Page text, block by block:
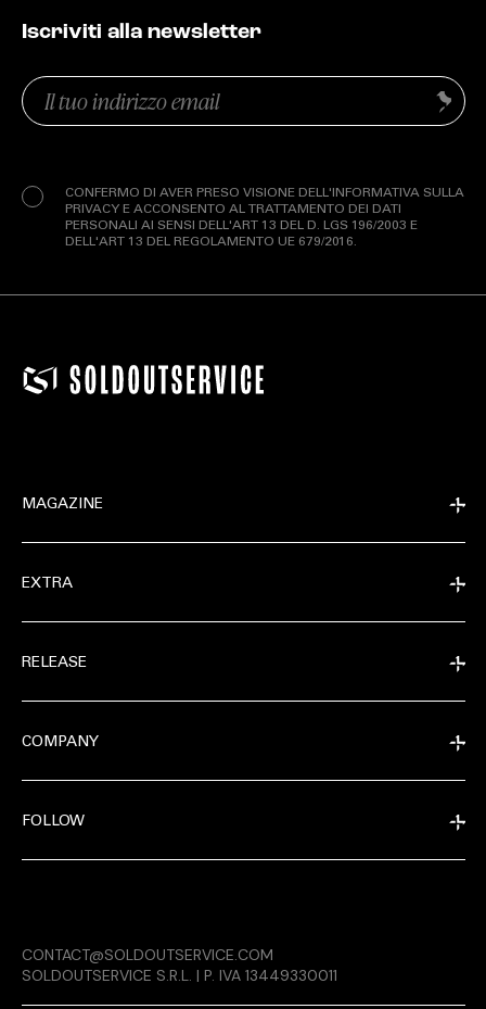
RELEASE
Iscriviti alla newsletter
Email
(Obbligatorio)
CONFERMO DI AVER PRESO VISIONE DELL'INFORMATIVA SULLA
PRIVACY E ACCONSENTO AL TRATTAMENTO DEI DATI
PERSONALI AI SENSI DELL'ART 13 DEL D. LGS 196/2003 E
DELL'ART 13 DEL REGOLAMENTO UE 679/2016.
Invia
MAGAZINE
EXTRA
RELEASE
COMPANY
FOLLOW
CONTACT@SOLDOUTSERVICE.COM
SOLDOUTSERVICE S.R.L. | P. IVA 13449330011